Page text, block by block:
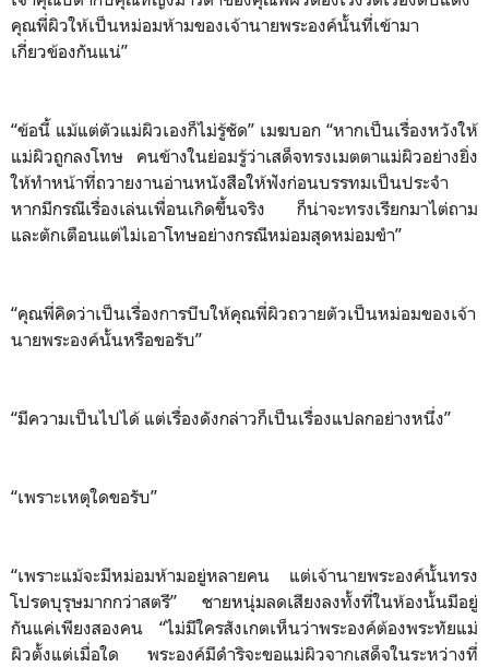
คุณพี่ผิวให้เป็นหม่อมห้ามของเจ้านายพระองค์นั้นที่เข้ามา
เกี่ยวข้องกันแน่”
“ข้อนี้ แม้แต่ตัวแม่ผิวเองก็ไม่รู้ชัด” เมฆบอก “หากเป็นเรื่องหวังให้
แม่ผิวถูกลงโทษ คนข้างในย่อมรู้ว่าเสด็จทรงเมตตาแม่ผิวอย่างยิ่ง
ให้ทำหน้าที่ถวายงานอ่านหนังสือให้ฟังก่อนบรรทมเป็นประจำ
หากมีกรณีเรื่องเล่นเพื่อนเกิดขึ้นจริง ก็น่าจะทรงเรียกมาไต่ถาม
และตักเตือนแต่ไม่เอาโทษอย่างกรณีหม่อมสุดหม่อมขำ”
“คุณพี่คิดว่าเป็นเรื่องการบีบให้คุณพี่ผิวถวายตัวเป็นหม่อมของเจ้า
นายพระองค์นั้นหรือขอรับ”
“มีความเป็นไปได้ แต่เรื่องดังกล่าวก็เป็นเรื่องแปลกอย่างหนึ่ง”
“เพราะเหตุใดขอรับ”
“เพราะแม้จะมีหม่อมห้ามอยู่หลายคน แต่เจ้านายพระองค์นั้นทรง
โปรดบุรุษมากกว่าสตรี” ชายหนุ่มลดเสียงลงทั้งที่ในห้องนั้นมีอยู่
กันแค่เพียงสองคน “ไม่มีใครสังเกตเห็นว่าพระองค์ต้องพระทัยแม่
ผิวตั้งแต่เมื่อใด พระองค์มีดำริจะขอแม่ผิวจากเสด็จในระหว่างที่